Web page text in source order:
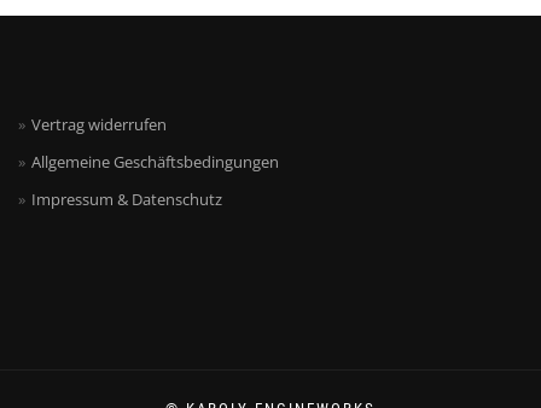
Vertrag widerrufen
Allgemeine Geschäftsbedingungen
Impressum & Datenschutz